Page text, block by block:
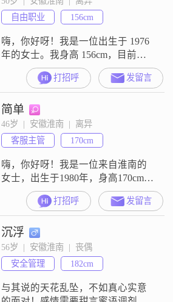
自由职业
156cm
嗨，你好呀！我是一位出生于 1976
年的女士。我身高 156cm，目前生
活在淮南这座美丽的城市。我的学
历是中专，已退休，月收入在 3000
元以下。我这个人没什么特别突出
的优点，就是比较喜欢看电影和追
剧，在闲暇时光，沉浸在精彩的剧
情里，对我来说是一种不错的放松
方式。我觉得两个人相处，真诚沟
通很重要，只有真心实意地交流
打招呼 发留言
简单
46岁  |  安徽淮南  |  离异
客服主管
170cm
嗨，你好呀！我是一位来自淮南的
女士，出生于1980年，身高170cm，
有着大专的学历。目前我的月收入
在5001到8000元之间。我性格开朗
爱笑，是个特别随和的人，很容易
相处。在生活中，我特别注重健康
管理，经常会去跑步健身，我觉得
这样能让自己的身体状态更好，也
有精力去做更多自己喜欢的事情。
我有很多爱好，比如看电影追剧，
在
打招呼 发留言
沉浮
56岁  |  安徽淮南  |  丧偶
安全管理
182cm
与其说的天花乱坠，不如真心实意